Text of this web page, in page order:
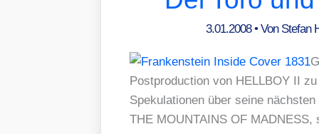
3.01.2008• Von Stefan
Post­pro­duc­tion von HELLBOY II
Spe­ku­la­tio­nen über sei­ne
THE MOUNTAINS OF